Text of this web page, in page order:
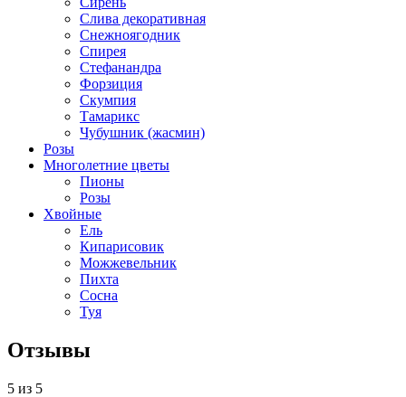
Слива декоративная
Снежноягодник
Спирея
Стефанандра
Форзиция
Скумпия
Тамарикс
Чубушник (жасмин)
Розы
Многолетние цветы
Пионы
Розы
Хвойные
Ель
Кипарисовик
Можжевельник
Пихта
Сосна
Туя
Отзывы
5 из 5